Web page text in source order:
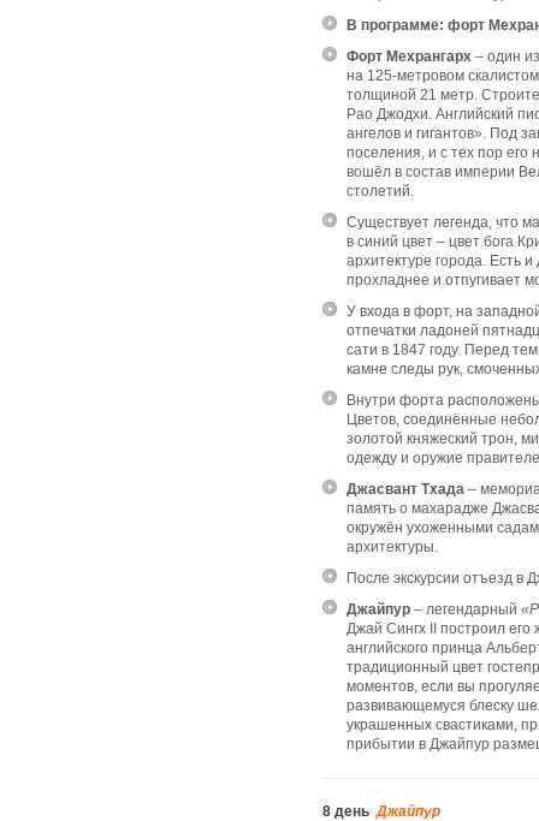
В программе: форт
Форт Мехрангарх – один
на 125-метровом
толщиной 21 метр.
Рао Джодхи. Английский
ангелов и гигантов». Под
поселения, и с тех пор его
вошёл в состав империи
столетий.
Существует легенда, что
в синий цвет – цвет бога
архитектуре города. Есть
прохладнее и отпугивает
У входа в форт, на
отпечатки ладоней
сати в 1847 году. Перед
камне следы рук,
Внутри форта
Цветов, соединённые
золотой княжеский трон,
одежду и оружие
Джасвант Тхада –
память о махарадже
окружён ухоженными
архитектуры.
После экскурсии отъезд в
Джайпур – легендарный
Джай Сингх II построил его
английского принца
традиционный цвет
моментов, если вы
развивающемуся блеску
украшенных свастиками,
прибытии в Джайпур
8 день Джайпур